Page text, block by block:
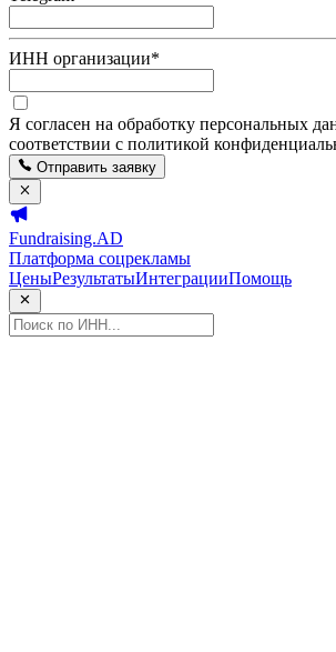
ИНН организации*
Я согласен на обработку персональных
соответствии с политикой
Отправить заявку
Fundraising.AD
Платформа соцрекламы
ЦеныРезультатыИнтеграцииПомощь